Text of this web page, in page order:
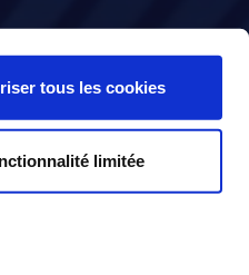
tous les cookies
limitée